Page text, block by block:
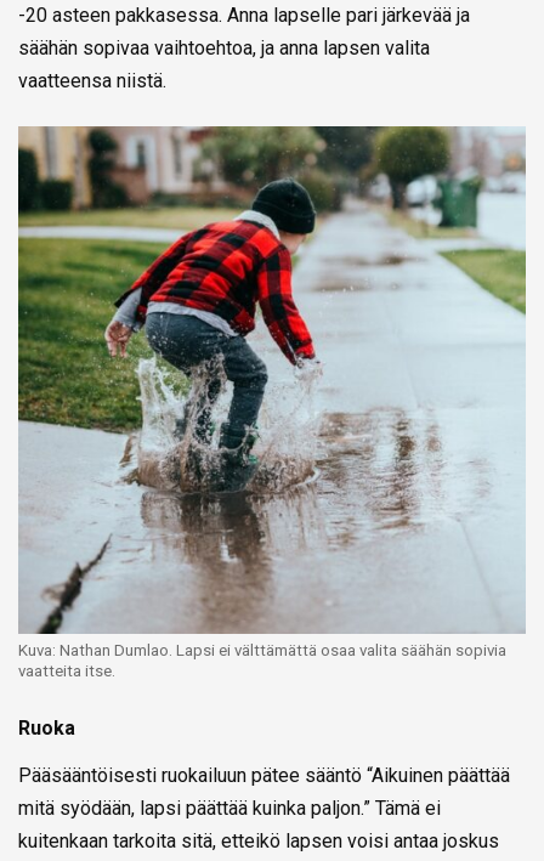
-20 asteen pakkasessa. Anna lapselle pari järkevää ja
säähän sopivaa vaihtoehtoa, ja anna lapsen valita
vaatteensa niistä.
Kuva: Nathan Dumlao. Lapsi ei välttämättä osaa valita säähän sopivia
vaatteita itse.
Ruoka
Pääsääntöisesti ruokailuun pätee sääntö “Aikuinen päättää
mitä syödään, lapsi päättää kuinka paljon.” Tämä ei
kuitenkaan tarkoita sitä, etteikö lapsen voisi antaa joskus